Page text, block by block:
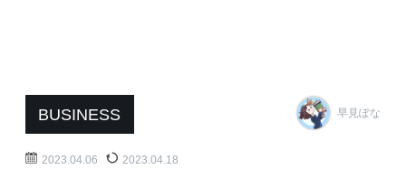
BUSINESS 早見ぽな
2023.04.06
2023.04.18